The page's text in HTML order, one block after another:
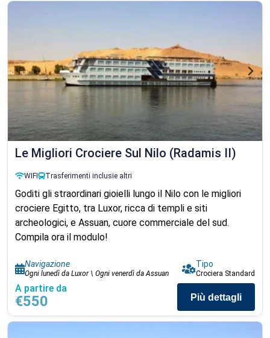
Le Migliori Crociere Sul Nilo (Radamis II)
WIFI Trasferimenti inclusie altri
Goditi gli straordinari gioielli lungo il Nilo con le migliori
crociere Egitto, tra Luxor, ricca di templi e siti
archeologici, e Assuan, cuore commerciale del sud.
Compila ora il modulo!
Navigazione
Ogni lunedì da Luxor \ Ogni venerdì da Assuan
Tipo
Crociera Standard
A partire da
€550 Più dettagli